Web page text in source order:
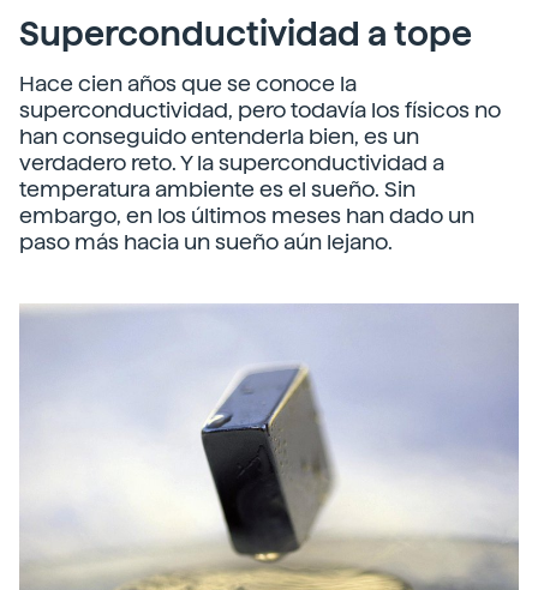
Superconductividad a tope
Hace cien años que se conoce la
superconductividad, pero todavía los físicos no
han conseguido entenderla bien, es un
verdadero reto. Y la superconductividad a
temperatura ambiente es el sueño. Sin
embargo, en los últimos meses han dado un
paso más hacia un sueño aún lejano.